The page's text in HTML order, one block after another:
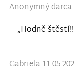
Anonymný darca
„Hodně
Gabriela